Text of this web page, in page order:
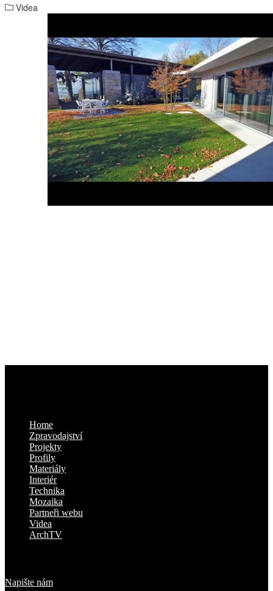
Videa
Home
Zpravodajství
Projekty
Profily
Materiály
Interiér
Technika
Mozaika
Partneři webu
Videa
ArchTV
Napište nám